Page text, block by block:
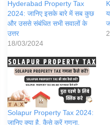
Hyderabad Property Tax
2024: जानिए इसके बारे में सब कुछ
और उससे संबंधित सभी सवालों के
उत्तर
18/03/2024
Solapur Property Tax 2024:
जानिए क्या है, कैसे करें गणना,